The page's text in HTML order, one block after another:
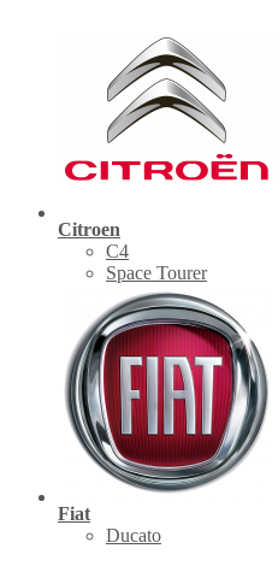
Citroen
C4
Space Tourer
Fiat
Ducato